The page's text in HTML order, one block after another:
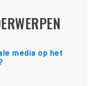
media op het